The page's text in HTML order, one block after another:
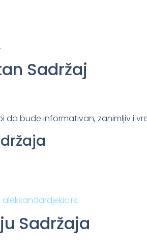
.
Sadržaj
bude informativan, zanimljiv i
aleksandardjekic.rs.
Sadržaja